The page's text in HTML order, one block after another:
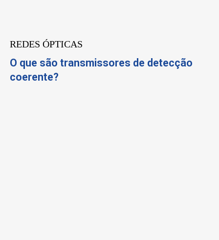
REDES ÓPTICAS
O que são transmissores de detecção
coerente?